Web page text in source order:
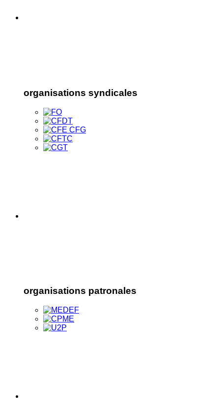
organisations syndicales
organisations patronales